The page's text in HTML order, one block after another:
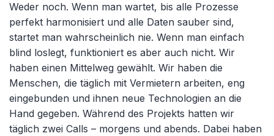
Weder noch. Wenn man wartet, bis alle Prozesse
perfekt harmonisiert und alle Daten sauber sind,
startet man wahrscheinlich nie. Wenn man einfach
blind loslegt, funktioniert es aber auch nicht. Wir
haben einen Mittelweg gewählt. Wir haben die
Menschen, die täglich mit Vermietern arbeiten, eng
eingebunden und ihnen neue Technologien an die
Hand gegeben. Während des Projekts hatten wir
täglich zwei Calls – morgens und abends. Dabei haben